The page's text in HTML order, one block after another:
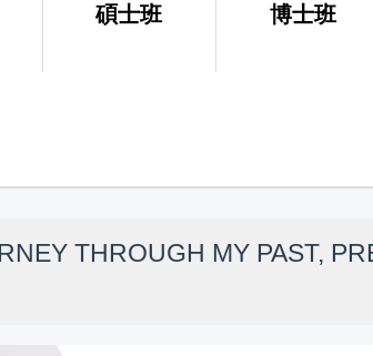
碩士班 博士班
THROUGH MY PAST,